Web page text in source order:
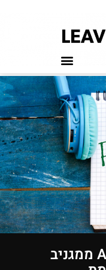
איך הופכים וידאו AI ממגניב